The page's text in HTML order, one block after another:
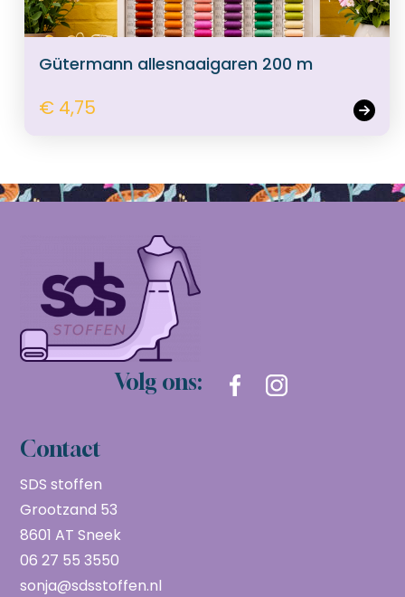
Gütermann allesnaaigaren 200 m
€ 4,75
Volg ons:
Contact
SDS stoffen
Grootzand 53
8601 AT Sneek
06 27 55 3550
sonja@sdsstoffen.nl